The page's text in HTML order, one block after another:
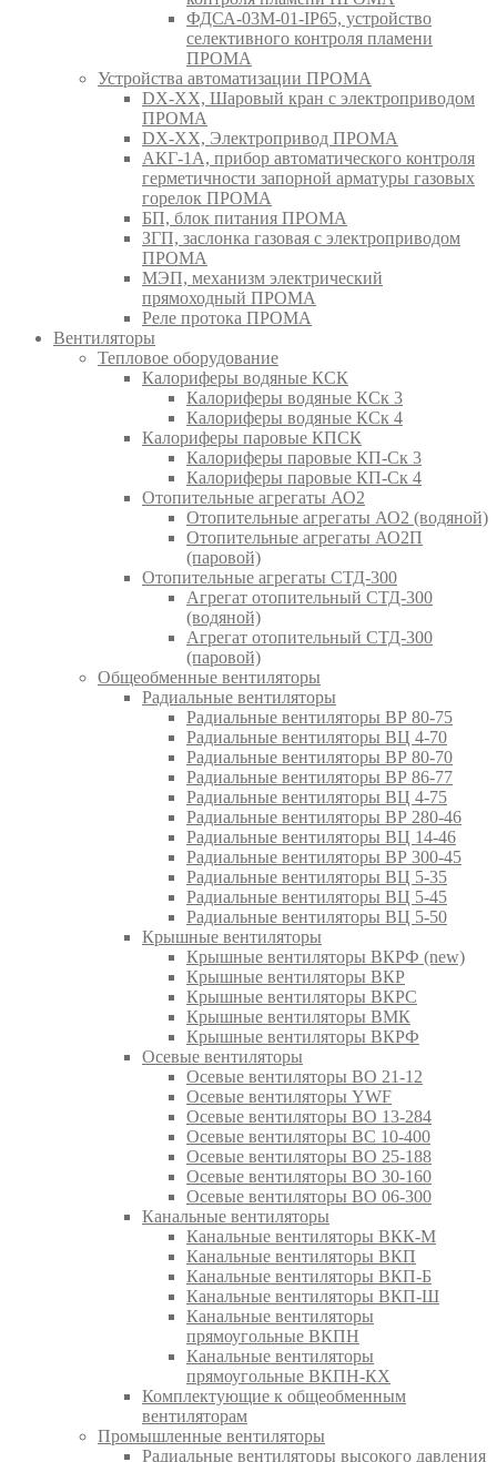
ФДСА-03М-01-IP65, устройство
селективного контроля пламени
ПРОМА
Устройства автоматизации ПРОМА
DX-XX, Шаровый кран c электроприводом
ПРОМА
DX-XX, Электропривод ПРОМА
АКГ-1А, прибор автоматического контроля
герметичности запорной арматуры газовых
горелок ПРОМА
БП, блок питания ПРОМА
ЗГП, заслонка газовая с электроприводом
ПРОМА
МЭП, механизм электрический
прямоходный ПРОМА
Реле протока ПРОМА
Вентиляторы
Тепловое оборудование
Калориферы водяные КСК
Калориферы водяные КСк 3
Калориферы водяные КСк 4
Калориферы паровые КПСК
Калориферы паровые КП-Ск 3
Калориферы паровые КП-Ск 4
Отопительные агрегаты АО2
Отопительные агрегаты АО2 (водяной)
Отопительные агрегаты АО2П
(паровой)
Отопительные агрегаты СТД-300
Агрегат отопительный СТД-300
(водяной)
Агрегат отопительный СТД-300
(паровой)
Общеобменные вентиляторы
Радиальные вентиляторы
Радиальные вентиляторы ВР 80-75
Радиальные вентиляторы ВЦ 4-70
Радиальные вентиляторы ВР 80-70
Радиальные вентиляторы ВР 86-77
Радиальные вентиляторы ВЦ 4-75
Радиальные вентиляторы ВР 280-46
Радиальные вентиляторы ВЦ 14-46
Радиальные вентиляторы ВР 300-45
Радиальные вентиляторы ВЦ 5-35
Радиальные вентиляторы ВЦ 5-45
Радиальные вентиляторы ВЦ 5-50
Крышные вентиляторы
Крышные вентиляторы ВКРФ (new)
Крышные вентиляторы ВКР
Крышные вентиляторы ВКРС
Крышные вентиляторы ВМК
Крышные вентиляторы ВКРФ
Осевые вентиляторы
Осевые вентиляторы ВО 21-12
Осевые вентиляторы YWF
Осевые вентиляторы ВО 13-284
Осевые вентиляторы ВС 10-400
Осевые вентиляторы ВО 25-188
Осевые вентиляторы ВО 30-160
Осевые вентиляторы ВО 06-300
Канальные вентиляторы
Канальные вентиляторы ВКК-М
Канальные вентиляторы ВКП
Канальные вентиляторы ВКП-Б
Канальные вентиляторы ВКП-Ш
Канальные вентиляторы
прямоугольные ВКПН
Канальные вентиляторы
прямоугольные ВКПН-КХ
Комплектующие к общеобменным
вентиляторам
Промышленные вентиляторы
Радиальные вентиляторы высокого давления